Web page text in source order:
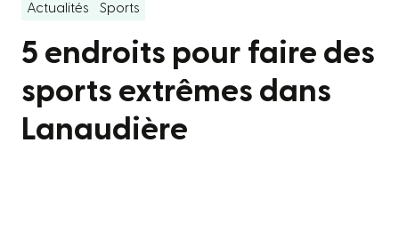
Actualités Sports
5 endroits pour faire des
sports extrêmes dans
Lanaudière